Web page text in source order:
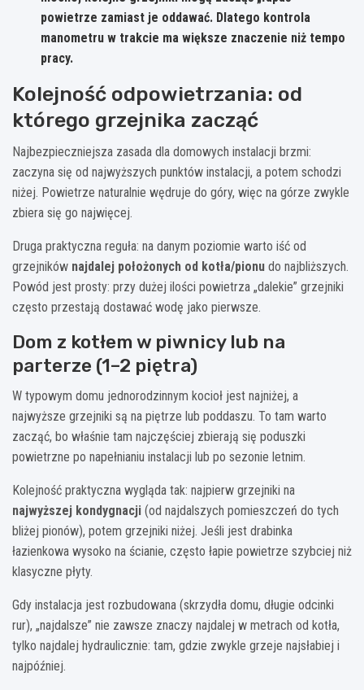
powietrze zamiast je oddawać. Dlatego kontrola
manometru w trakcie ma większe znaczenie niż tempo
pracy.
Kolejność odpowietrzania: od
którego grzejnika zacząć
Najbezpieczniejsza zasada dla domowych instalacji brzmi:
zaczyna się od najwyższych punktów instalacji, a potem schodzi
niżej. Powietrze naturalnie wędruje do góry, więc na górze zwykle
zbiera się go najwięcej.
Druga praktyczna reguła: na danym poziomie warto iść od
grzejników najdalej położonych od kotła/pionu do najbliższych.
Powód jest prosty: przy dużej ilości powietrza „dalekie” grzejniki
często przestają dostawać wodę jako pierwsze.
Dom z kotłem w piwnicy lub na
parterze (1–2 piętra)
W typowym domu jednorodzinnym kocioł jest najniżej, a
najwyższe grzejniki są na piętrze lub poddaszu. To tam warto
zacząć, bo właśnie tam najczęściej zbierają się poduszki
powietrzne po napełnianiu instalacji lub po sezonie letnim.
Kolejność praktyczna wygląda tak: najpierw grzejniki na
najwyższej kondygnacji (od najdalszych pomieszczeń do tych
bliżej pionów), potem grzejniki niżej. Jeśli jest drabinka
łazienkowa wysoko na ścianie, często łapie powietrze szybciej niż
klasyczne płyty.
Gdy instalacja jest rozbudowana (skrzydła domu, długie odcinki
rur), „najdalsze” nie zawsze znaczy najdalej w metrach od kotła,
tylko najdalej hydraulicznie: tam, gdzie zwykle grzeje najsłabiej i
najpóźniej.